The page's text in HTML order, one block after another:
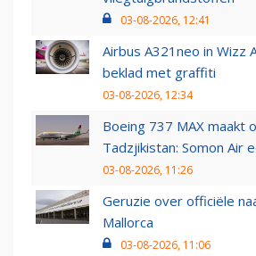
03-08-2026, 12:41
Airbus A321neo in Wizz
beklad met graffiti
03-08-2026, 12:34
Boeing 737 MAX maakt
Tadzjikistan: Somon Air
03-08-2026, 11:26
Geruzie over officiële
Mallorca
03-08-2026, 11:06